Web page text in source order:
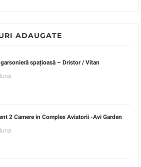
ADAUGATE
spațioasă – Dristor / Vitan
2 Camere in Complex Aviatorii -Avi Garden